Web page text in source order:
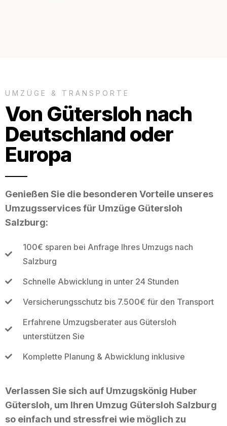
UMZÜGE & TRANSPORTE
Von Gütersloh nach
Deutschland oder
Europa
Genießen Sie die besonderen Vorteile unseres
Umzugsservices für Umzüge Gütersloh
Salzburg:
100€ sparen bei Anfrage Ihres Umzugs nach
Salzburg
Schnelle Abwicklung in unter 24 Stunden
Versicherungsschutz bis 7.500€ für den Transport
Erfahrene Umzugsberater aus Gütersloh
unterstützen Sie
Komplette Planung & Abwicklung inklusive
Verlassen Sie sich auf Umzugskönig Huber
Gütersloh, um Ihren Umzug Gütersloh Salzburg
so einfach und stressfrei wie möglich zu